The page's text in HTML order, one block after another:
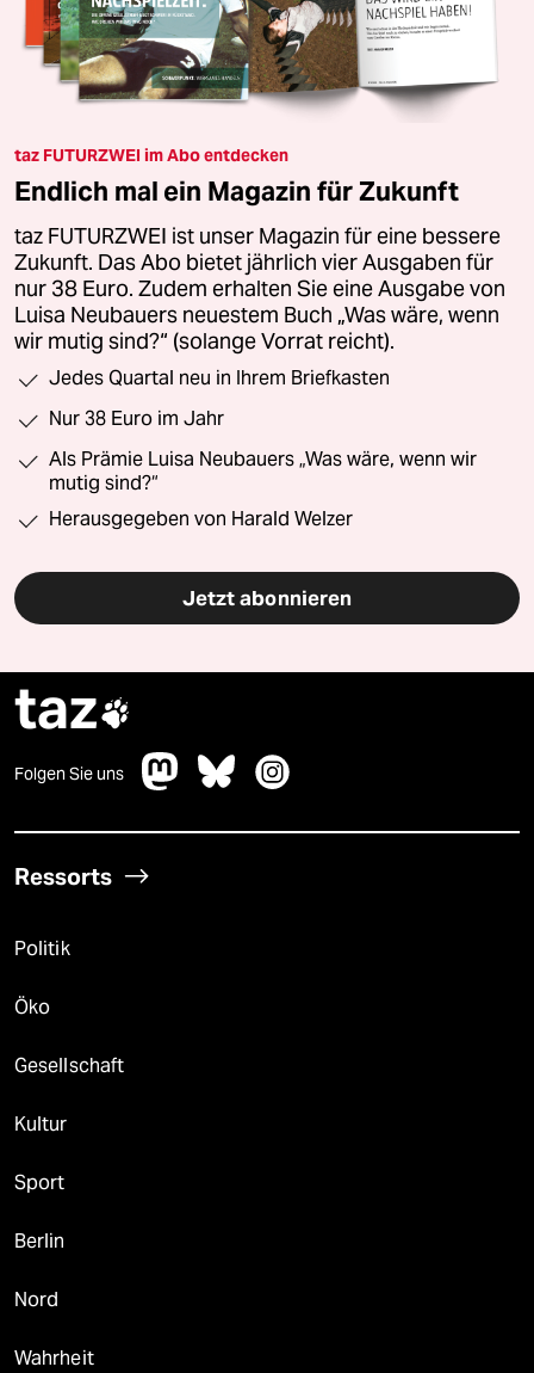
taz FUTURZWEI im Abo entdecken
Endlich mal ein Magazin für Zukunft
taz FUTURZWEI ist unser Magazin für eine bessere
Zukunft. Das Abo bietet jährlich vier Ausgaben für
nur 38 Euro. Zudem erhalten Sie eine Ausgabe von
Luisa Neubauers neuestem Buch „Was wäre, wenn
wir mutig sind?“ (solange Vorrat reicht).
Jedes Quartal neu in Ihrem Briefkasten
Nur 38 Euro im Jahr
Als Prämie Luisa Neubauers „Was wäre, wenn wir
mutig sind?“
Herausgegeben von Harald Welzer
Jetzt abonnieren
taz
Folgen Sie uns
Ressorts
Politik
Öko
Gesellschaft
Kultur
Sport
Berlin
Nord
Wahrheit